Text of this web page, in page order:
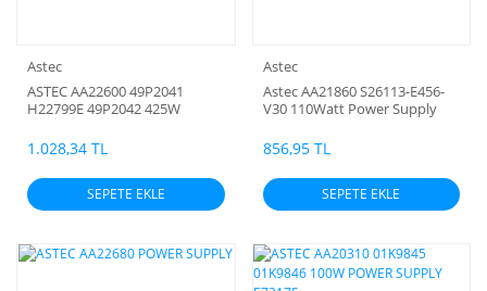
Astec
ASTEC AA22600 49P2041
H22799E 49P2042 425W
1.028,34 TL
SEPETE EKLE
Astec
Astec AA21860 S26113-E456-
V30 110Watt Power Supply
856,95 TL
SEPETE EKLE